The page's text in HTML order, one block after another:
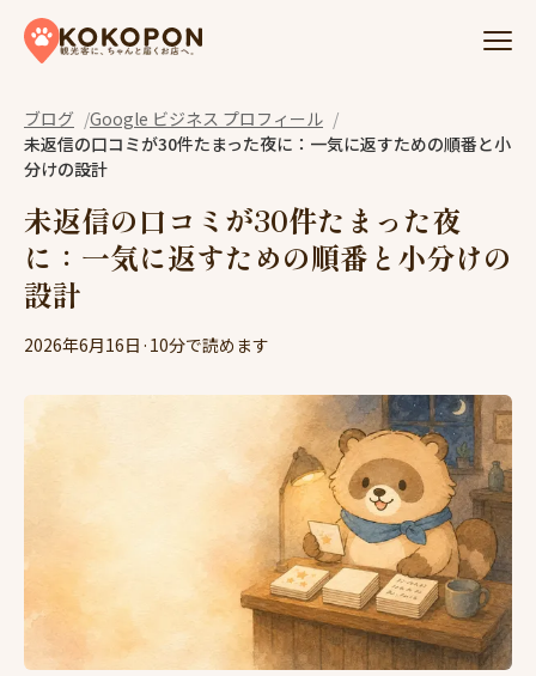
Skip to content
ブログ
Google ビジネス プロフィール
未返信の口コミが30件たまった夜に：一気に返すための順番と小
分けの設計
未返信の口コミが30件たまった夜
に：一気に返すための順番と小分けの
設計
2026年6月16日 · 10分で読めます